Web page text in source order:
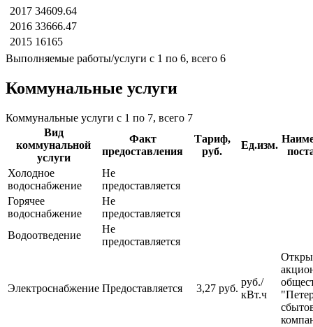
2017 34609.64
2016 33666.47
2015 16165
Выполняемые работы/услуги с 1 по 6, всего 6
Коммунальные услуги
Коммунальные услуги с 1 по 7, всего 7
Вид
коммунальной
услуги
Факт
предоставления
Тариф,
руб.
Ед.изм.
Холодное
водоснабжение
Не
предоставляется
Горячее
водоснабжение
Не
предоставляется
Водоотведение
Не
предоставляется
Электроснабжение Предоставляется 3,27 руб.
руб./
кВт.ч